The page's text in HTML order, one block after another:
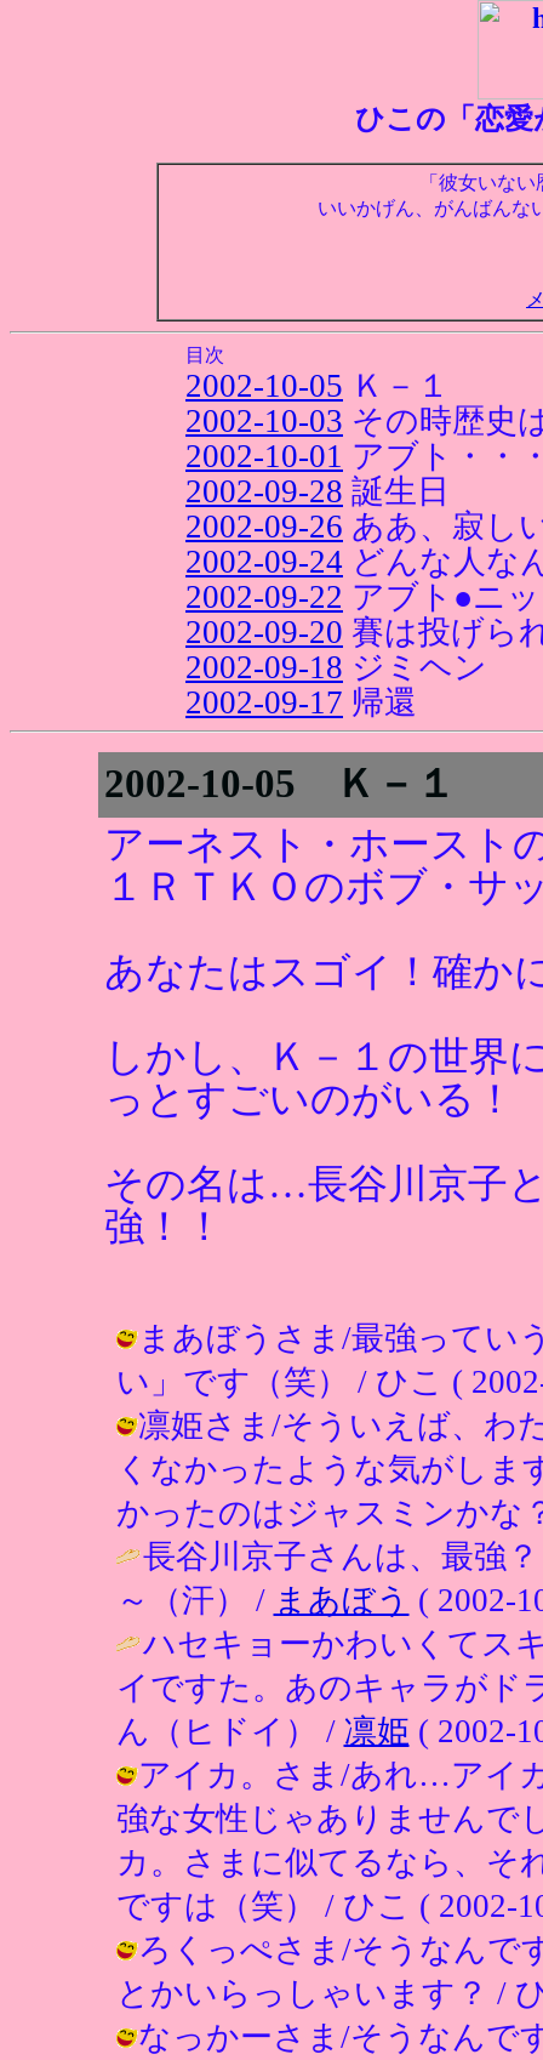
ひこの「恋
「彼女いな
いいかげん、がんばんな
目次
2002-10-05 Ｋ－１
2002-10-03 その時歴史
2002-10-01 アブト・・
2002-09-28 誕生日
2002-09-26 ああ、寂し
2002-09-24 どんな人な
2002-09-22 アブト●ニ
2002-09-20 賽は投げら
2002-09-18 ジミヘン
2002-09-17 帰還
2002-10-05 Ｋ－１
アーネスト・ホースト
１ＲＴＫＯのボブ・サ
あなたはスゴイ！確か
しかし、Ｋ－１の世界
っとすごいのがいる！
その名は…長谷川京子
強！！
まあぼうさま/最強ってい
い」です（笑） / ひこ (
凛姫さま/そういえば、わ
くなかったような気がしま
かったのはジャスミンかな
長谷川京子さんは、最強
～（汗） / まあぼう ( 2002-
ハセキョーかわいくてス
イですた。あのキャラがド
ん（ヒドイ） / 凛姫 ( 2002-
アイカ。さま/あれ…アイ
強な女性じゃありませんで
カ。さまに似てるなら、そ
ですは（笑） / ひこ ( 2002-
ろくっぺさま/そうなんで
とかいらっしゃいます？ /
なっかーさま/そうなんで